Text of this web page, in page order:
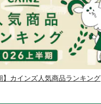
】カインズ人気商品ランキング